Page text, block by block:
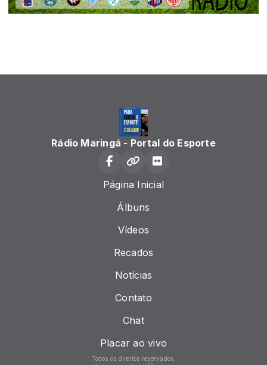
Rádio Maringá - Portal do Esporte
Página Inicial
Álbuns
Vídeos
Recados
Notícias
Contato
Chat
Placar ao vivo
Todos os direitos reservados.